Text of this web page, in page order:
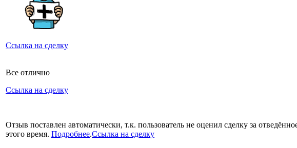
Ссылка на сделку
Все отлично
Ссылка на сделку
Отзыв поставлен автоматически, т.к. пользователь не оценил сделку за
этого время. Подробнее.Ссылка на сделку